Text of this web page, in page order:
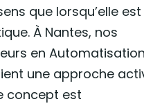
que lorsqu’elle
À Nantes, nos
en
une approche
concept est